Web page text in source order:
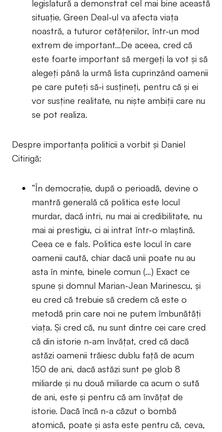
legislatură a demonstrat cel mai bine această
situație. Green Deal-ul va afecta viața
noastră, a tuturor cetățenilor, într-un mod
extrem de important…De aceea, cred că
este foarte important să mergeți la vot și să
alegeți până la urmă lista cuprinzând oamenii
pe care puteți să-i susțineți, pentru că și ei
vor susține realitate, nu niște ambiții care nu
se pot realiza.
Despre importanța politicii a vorbit și Daniel
Citirigă:
“În democrație, după o perioadă, devine o
mantră generală că politica este locul
murdar, dacă intri, nu mai ai credibilitate, nu
mai ai prestigiu, ci ai intrat într-o mlaștină.
Ceea ce e fals. Politica este locul în care
oamenii caută, chiar dacă unii poate nu au
asta în minte, binele comun (…) Exact ce
spune și domnul Marian-Jean Marinescu, și
eu cred că trebuie să credem că este o
metodă prin care noi ne putem îmbunătăți
viața. Și cred că, nu sunt dintre cei care cred
că din istorie n-am învățat, cred că dacă
astăzi oamenii trăiesc dublu față de acum
150 de ani, dacă astăzi sunt pe glob 8
miliarde și nu două miliarde ca acum o sută
de ani, este și pentru că am învățat de
istorie. Dacă încă n-a căzut o bombă
atomică, poate și asta este pentru că, ceva,